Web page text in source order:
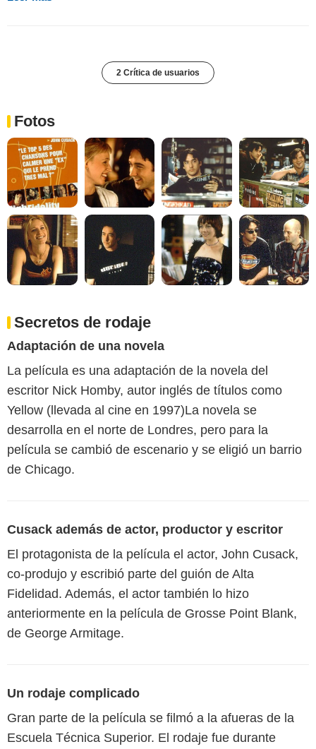
2 Crítica de usuarios
Fotos
Secretos de rodaje
Adaptación de una novela
La película es una adaptación de la novela del
escritor Nick Homby, autor inglés de títulos como
Yellow (llevada al cine en 1997)La novela se
desarrolla en el norte de Londres, pero para la
película se cambió de escenario y se eligió un barrio
de Chicago.
Cusack además de actor, productor y escritor
El protagonista de la película el actor, John Cusack,
co-produjo y escribió parte del guión de Alta
Fidelidad. Además, el actor también lo hizo
anteriormente en la película de Grosse Point Blank,
de George Armitage.
Un rodaje complicado
Gran parte de la película se filmó a la afueras de la
Escuela Técnica Superior. El rodaje fue durante